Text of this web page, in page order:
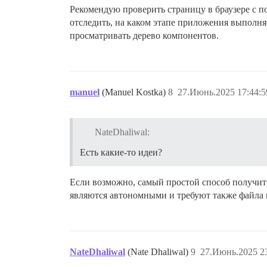
  </template>
Рекомендую проверить страницу в браузере с
отследить, на каком этапе приложения
просматривать дерево компонентов.
manuel (Manuel Kostka) 27.Июнь.2025
8
NateDhaliwal:
Есть какие-то идеи?
Если возможно, самый простой способ
являются автономными и требуют также файла
NateDhaliwal (Nate Dhaliwal) 27.Июнь.2025
9